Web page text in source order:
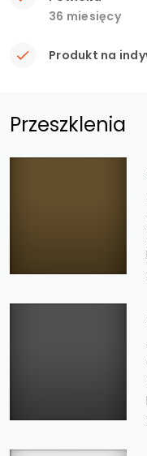
36 miesięcy
Produkt na
Przeszklenia